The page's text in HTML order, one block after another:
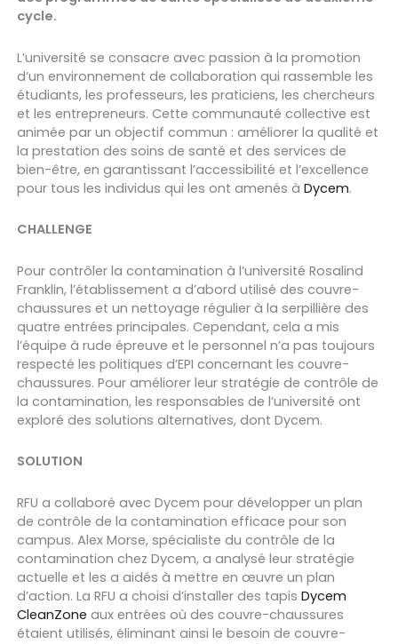
cycle.
L’université se consacre avec passion à la promotion
d’un environnement de collaboration qui rassemble les
étudiants, les professeurs, les praticiens, les chercheurs
et les entrepreneurs. Cette communauté collective est
animée par un objectif commun : améliorer la qualité et
la prestation des soins de santé et des services de
bien-être, en garantissant l’accessibilité et l’excellence
pour tous les individus qui les ont amenés à Dycem.
CHALLENGE
Pour contrôler la contamination à l’université Rosalind
Franklin, l’établissement a d’abord utilisé des couvre-
chaussures et un nettoyage régulier à la serpillière des
quatre entrées principales. Cependant, cela a mis
l’équipe à rude épreuve et le personnel n’a pas toujours
respecté les politiques d’EPI concernant les couvre-
chaussures. Pour améliorer leur stratégie de contrôle de
la contamination, les responsables de l’université ont
exploré des solutions alternatives, dont Dycem.
SOLUTION
RFU a collaboré avec Dycem pour développer un plan
de contrôle de la contamination efficace pour son
campus. Alex Morse, spécialiste du contrôle de la
contamination chez Dycem, a analysé leur stratégie
actuelle et les a aidés à mettre en œuvre un plan
d’action. La RFU a choisi d’installer des tapis Dycem
CleanZone aux entrées où des couvre-chaussures
étaient utilisés, éliminant ainsi le besoin de couvre-